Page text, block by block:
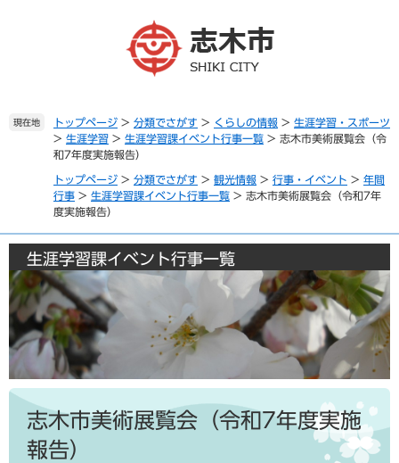
現在地 トップページ > 分類でさがす > くらしの情報 > 生涯学習・スポーツ
> 生涯学習 > 生涯学習課イベント行事一覧 > 志木市美術展覧会（令
和7年度実施報告）
トップページ > 分類でさがす > 観光情報 > 行事・イベント > 年間
行事 > 生涯学習課イベント行事一覧 > 志木市美術展覧会（令和7年
度実施報告）
生涯学習課イベント行事一覧
本
志木市美術展覧会（令和7年度実施
報告）